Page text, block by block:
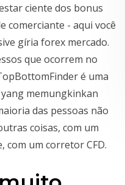
ciente dos bonus
comerciante - aqui você
gíria forex mercado.
que ocorrem no
é uma
memungkinkan
das pessoas não
coisas, com um
com um corretor CFD.